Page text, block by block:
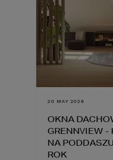
20 MAY 2026
OKNA
GRENNVIEW -
NA
ROK